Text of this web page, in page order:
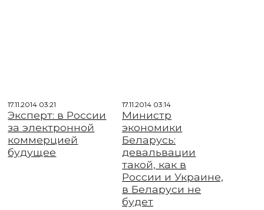
17.11.2014 03:21
Эксперт: в России
за электронной
коммерцией
будущее
17.11.2014 03:14
Министр
экономики
Беларусь:
девальвации
такой, как в
России и Украине,
в Беларуси не
будет